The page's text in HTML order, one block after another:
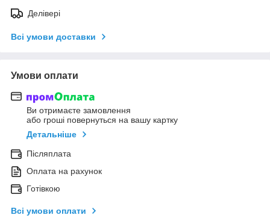
Делівері
Всі умови доставки
Умови оплати
Ви отримаєте замовлення
або гроші повернуться на вашу картку
Детальніше
Післяплата
Оплата на рахунок
Готівкою
Всі умови оплати